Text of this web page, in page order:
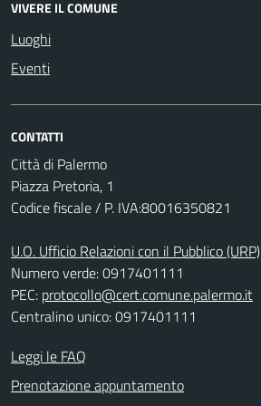
VIVERE IL COMUNE
Luoghi
Eventi
CONTATTI
Città di Palermo
Piazza Pretoria, 1
Codice fiscale / P. IVA:80016350821
U.O. Ufficio Relazioni con il Pubblico (URP)
Numero verde: 0917401111
PEC: protocollo@cert.comune.palermo.it
Centralino unico: 0917401111
Leggi le FAQ
Prenotazione appuntamento